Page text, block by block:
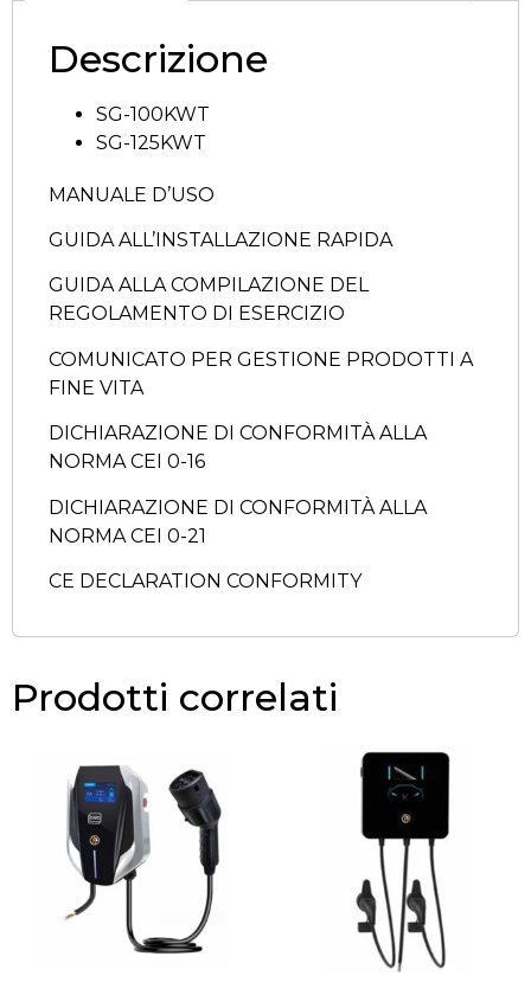
Descrizione
SG-100KWT
SG-125KWT
MANUALE D’USO
GUIDA ALL’INSTALLAZIONE RAPIDA
GUIDA ALLA COMPILAZIONE DEL
REGOLAMENTO DI ESERCIZIO
COMUNICATO PER GESTIONE PRODOTTI A
FINE VITA
DICHIARAZIONE DI CONFORMITÀ ALLA
NORMA CEI 0-16
DICHIARAZIONE DI CONFORMITÀ ALLA
NORMA CEI 0-21
CE DECLARATION CONFORMITY
Prodotti correlati